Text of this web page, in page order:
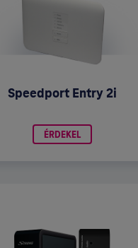
Speedport Entry 2i
ÉRDEKEL